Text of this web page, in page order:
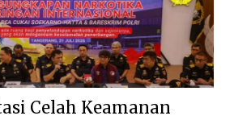
Celah Keamanan